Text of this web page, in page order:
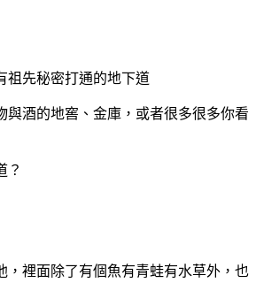
祖先秘密打通的地下道
與酒的地窖、金庫，或者很多很多你看
？
，裡面除了有個魚有青蛙有水草外，也